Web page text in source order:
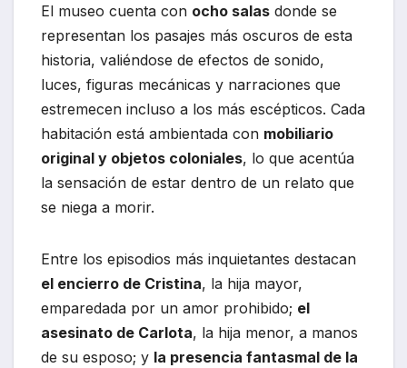
El museo cuenta con ocho salas donde se
representan los pasajes más oscuros de esta
historia, valiéndose de efectos de sonido,
luces, figuras mecánicas y narraciones que
estremecen incluso a los más escépticos. Cada
habitación está ambientada con mobiliario
original y objetos coloniales, lo que acentúa
la sensación de estar dentro de un relato que
se niega a morir.
Entre los episodios más inquietantes destacan
el encierro de Cristina, la hija mayor,
emparedada por un amor prohibido; el
asesinato de Carlota, la hija menor, a manos
de su esposo; y la presencia fantasmal de la